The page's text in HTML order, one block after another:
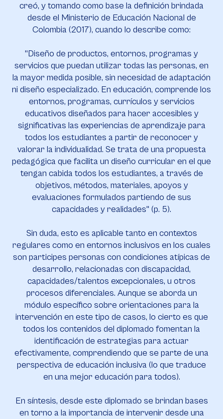
creó, y tomando como base la definición brindada
desde el Ministerio de Educación Nacional de
Colombia (2017), cuando lo describe como:
"Diseño de productos, entornos, programas y
servicios que puedan utilizar todas las personas, en
la mayor medida posible, sin necesidad de adaptación
ni diseño especializado. En educación, comprende los
entornos, programas, currículos y servicios
educativos diseñados para hacer accesibles y
significativas las experiencias de aprendizaje para
todos los estudiantes a partir de reconocer y
valorar la individualidad. Se trata de una propuesta
pedagógica que facilita un diseño curricular en el que
tengan cabida todos los estudiantes, a través de
objetivos, métodos, materiales, apoyos y
evaluaciones formulados partiendo de sus
capacidades y realidades" (p. 5).
Sin duda, esto es aplicable tanto en contextos
regulares como en entornos inclusivos en los cuales
son participes personas con condiciones atípicas de
desarrollo, relacionadas con discapacidad,
capacidades/talentos excepcionales, u otros
procesos diferenciales. Aunque se aborda un
módulo específico sobre orientaciones para la
intervención en este tipo de casos, lo cierto es que
todos los contenidos del diplomado fomentan la
identificación de estrategias para actuar
efectivamente, comprendiendo que se parte de una
perspectiva de educación inclusiva (lo que traduce
en una mejor educación para todos).
En síntesis, desde este diplomado se brindan bases
en torno a la importancia de intervenir desde una